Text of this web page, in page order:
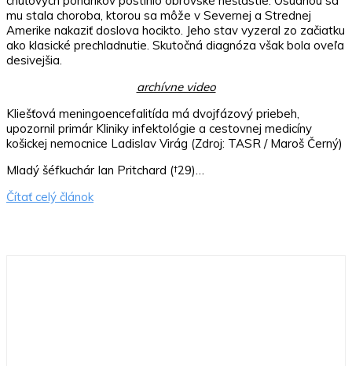
mu stala choroba, ktorou sa môže v Severnej a Strednej
Amerike nakaziť doslova hocikto. Jeho stav vyzeral zo začiatku
ako klasické prechladnutie. Skutočná diagnóza však bola oveľa
desivejšia.
archívne video
Kliešťová meningoencefalitída má dvojfázový priebeh,
upozornil primár Kliniky infektológie a cestovnej medicíny
košickej nemocnice Ladislav Virág (Zdroj: TASR / Maroš Černý)
Mladý šéfkuchár Ian Pritchard (†29)…
Čítať celý článok